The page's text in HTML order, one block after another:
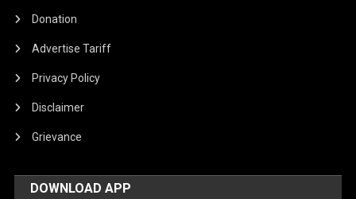
Donation
Advertise Tariff
Privacy Policy
Disclaimer
Grievance
DOWNLOAD APP